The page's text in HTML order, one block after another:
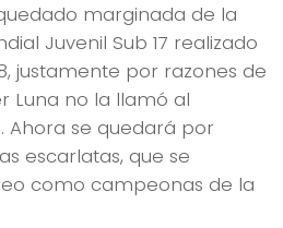
marginada de la
Juvenil Sub 17 realizado
justamente por razones de
Luna no la llamó al
se quedará por
escarlatas, que se
como campeonas de la